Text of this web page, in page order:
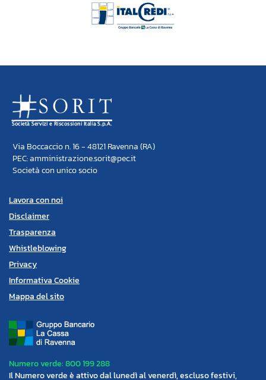
Via Boccaccio n. 16 - 48121 Ravenna (RA)
PEC: amministrazione.sorit@pec.it
Società con unico socio
Lavora con noi
Disclaimer
Trasparenza
Whistleblowing
Privacy
Informativa Cookie
Mappa del sito
Numero verde: 800 199 288
Il Numero verde è attivo dal lunedì al venerdì, escluso festivi,